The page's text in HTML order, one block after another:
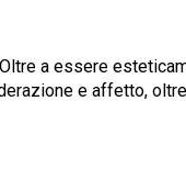
a essere
e affetto,